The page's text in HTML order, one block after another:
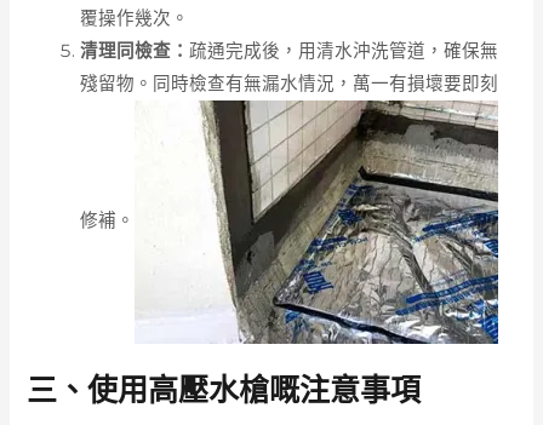
覆操作幾次。
清理同檢查：疏通完成後，用清水沖洗管道，確保無
殘留物。同時檢查有無漏水情況，萬一有損壞要即刻
修補。
三、使用高壓水槍嘅注意事項